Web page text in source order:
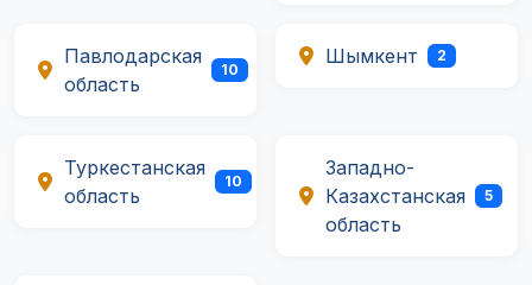
Павлодарская
область
10
Шымкент 2
Туркестанская
область
10
Западно-
Казахстанская
область
5